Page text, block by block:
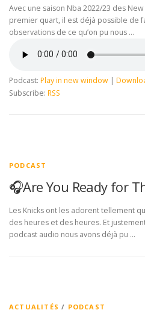
Avec une saison Nba 2022/23 des
premier quart, il est déjà possible de
observations de ce qu’on pu nous …
Podcast: Play in new window |
Subscribe: RSS
PODCAST
🎧Are You Ready for
Les Knicks ont les adorent tellement
des heures et des heures. Et
podcast audio nous avons déjà pu …
ACTUALITÉS / PODCAST